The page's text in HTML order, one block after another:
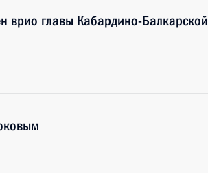
врио главы Кабардино-Балкарской